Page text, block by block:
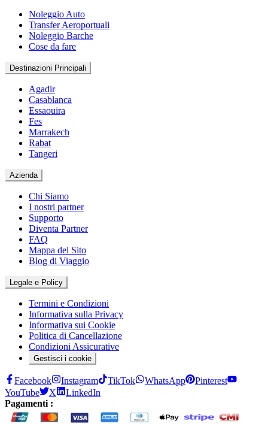
Noleggio Auto
Transfer Aeroportuali
Noleggio Barche
Cose da fare
Destinazioni Principali
Agadir
Casablanca
Essaouira
Fes
Marrakech
Rabat
Tangeri
Azienda
Chi Siamo
I nostri partner
Supporto
Diventa Partner
FAQ
Mappa del Sito
Blog di Viaggio
Legale e Policy
Termini e Condizioni
Informativa sulla Privacy
Informativa sui Cookie
Politica di Cancellazione
Condizioni Assicurative
Gestisci i cookie
Facebook Instagram TikTok WhatsApp
Pinterest
YouTube
X
LinkedIn
Pagamenti :